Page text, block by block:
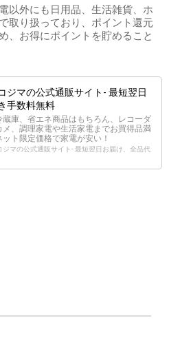
以外にも日用品、生活雑貨、ホ
取り扱っており、ポイント還元
、お得にポイントを貯めること
ジマの公式通販サイト- 最短翌日
手数料無料
庫、省エネ商品はもちろん、レコーダ
、調理家電や生活家電までお買得品満
ト限定価格で家電が安い！
マの公式通販サイト- 最短翌日お届け、全品代